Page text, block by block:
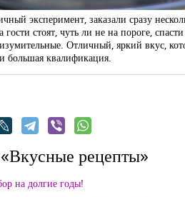
эксперимент, заказали сразу
гости стоят, чуть ли не на пороге,
Отличный, яркий вкус,
большая квалификация.
рецепты»
на долгие годы!